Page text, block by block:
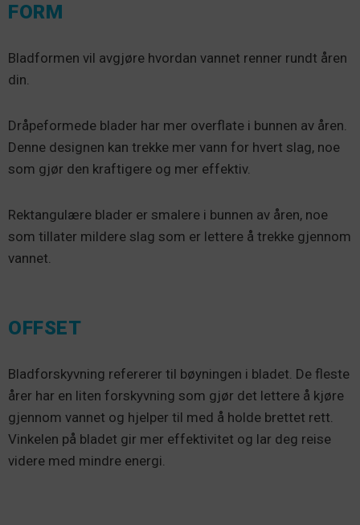
FORM
Bladformen vil avgjøre hvordan vannet renner rundt åren
din.
Dråpeformede blader har mer overflate i bunnen av åren.
Denne designen kan trekke mer vann for hvert slag, noe
som gjør den kraftigere og mer effektiv.
Rektangulære blader er smalere i bunnen av åren, noe
som tillater mildere slag som er lettere å trekke gjennom
vannet.
OFFSET
Bladforskyvning refererer til bøyningen i bladet. De fleste
årer har en liten forskyvning som gjør det lettere å kjøre
gjennom vannet og hjelper til med å holde brettet rett.
Vinkelen på bladet gir mer effektivitet og lar deg reise
videre med mindre energi.